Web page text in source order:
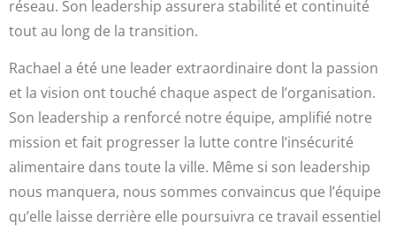
réseau. Son leadership assurera stabilité et continuité
tout au long de la transition.
Rachael a été une leader extraordinaire dont la passion
et la vision ont touché chaque aspect de l’organisation.
Son leadership a renforcé notre équipe, amplifié notre
mission et fait progresser la lutte contre l’insécurité
alimentaire dans toute la ville. Même si son leadership
nous manquera, nous sommes convaincus que l’équipe
qu’elle laisse derrière elle poursuivra ce travail essentiel